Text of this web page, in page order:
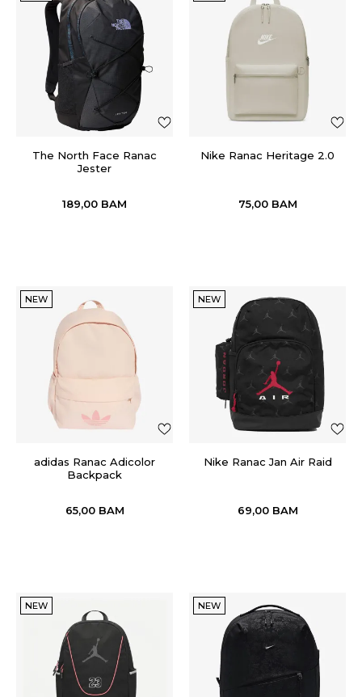
The North Face Ranac
Jester
189,00 BAM
Nike Ranac Heritage 2.0
75,00 BAM
NEW
adidas Ranac Adicolor
Backpack
65,00 BAM
NEW
Nike Ranac Jan Air Raid
69,00 BAM
NEW NEW